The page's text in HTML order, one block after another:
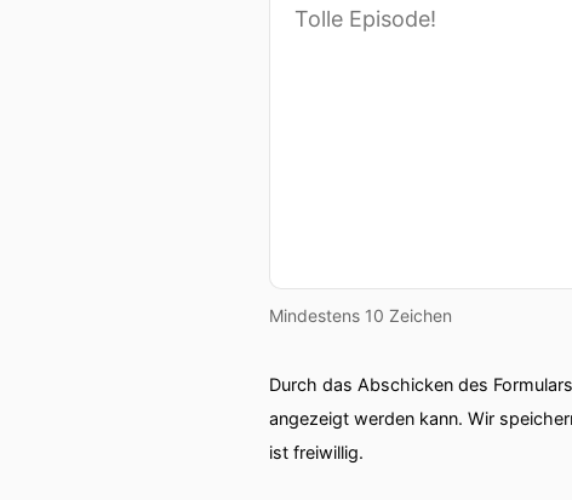
Mindestens 10 Zeichen
Durch das Abschicken des
angezeigt werden kann. Wir
ist freiwillig.